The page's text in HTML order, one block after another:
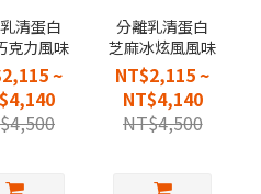
清蛋白
克力風味
~
分離乳清蛋白
芝麻冰炫風風味
NT$2,115 ~
NT$4,140
NT$4,500